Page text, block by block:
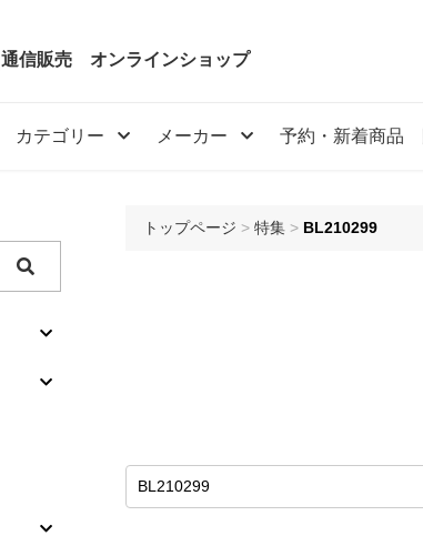
通信販売 オンラインショップ
カテゴリー メーカー 予約・新着商品
特価商品
トップページ > 特集 > BL210299